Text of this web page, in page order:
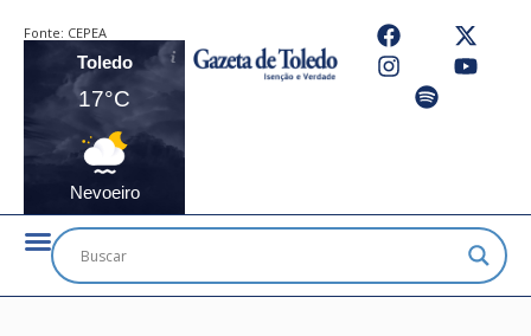
Fonte: CEPEA
Toledo
17°C
Nevoeiro